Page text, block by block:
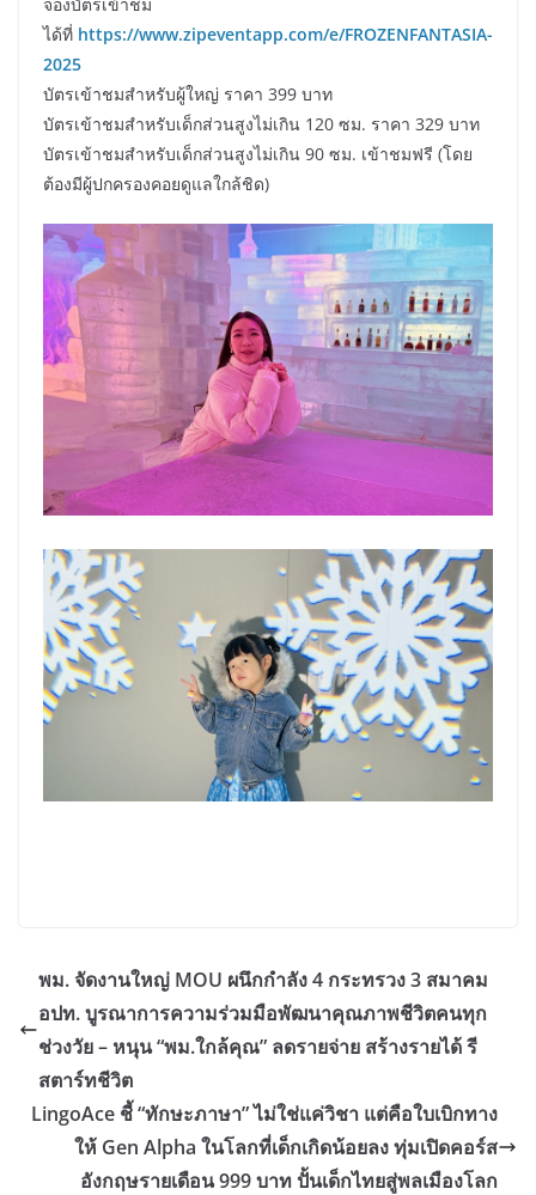
ได้ที่ https://www.zipeventapp.com/e/FROZENFANTASIA-
2025
​บัตรเข้าชมสำหรับผู้ใหญ่ ราคา 399 บาท
​บัตรเข้าชมสำหรับเด็กส่วนสูงไม่เกิน 120 ซม. ราคา 329 บาท
​บัตรเข้าชมสำหรับเด็กส่วนสูงไม่เกิน 90 ซม. เข้าชมฟรี (โดย
ต้องมีผู้ปกครองคอยดูแลใกล้ชิด)
พม. จัดงานใหญ่ MOU ผนึกกำลัง 4 กระทรวง 3 สมาคม
อปท. บูรณาการความร่วมมือพัฒนาคุณภาพชีวิตคนทุก
ช่วงวัย – หนุน “พม.ใกล้คุณ” ลดรายจ่าย สร้างรายได้ รี
สตาร์ทชีวิต
LingoAce ชี้ “ทักษะภาษา” ไม่ใช่แค่วิชา แต่คือใบเบิกทาง
ให้ Gen Alpha ในโลกที่เด็กเกิดน้อยลง ทุ่มเปิดคอร์ส
อังกฤษรายเดือน 999 บาท ปั้นเด็กไทยสู่พลเมืองโลก